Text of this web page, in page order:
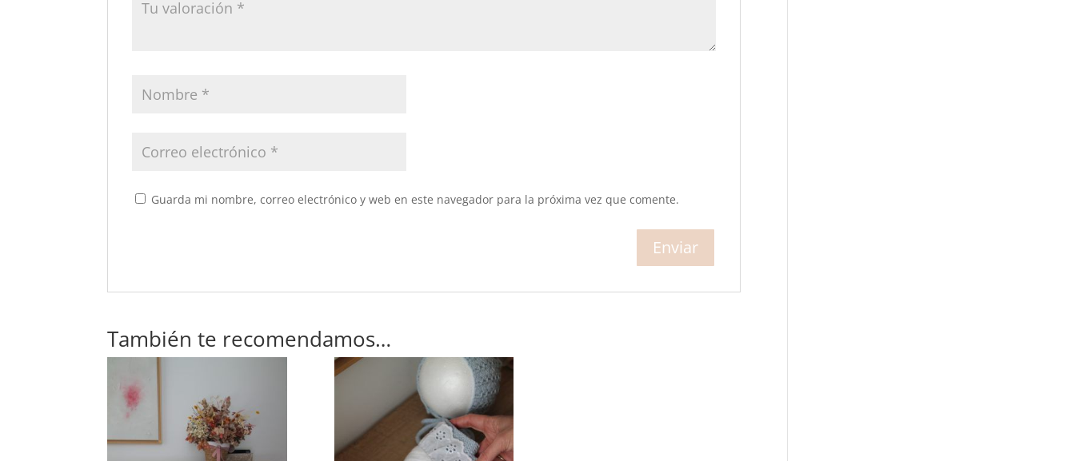
Guarda mi nombre, correo electrónico y web en este navegador para la próxima vez que comente.
También te recomendamos…